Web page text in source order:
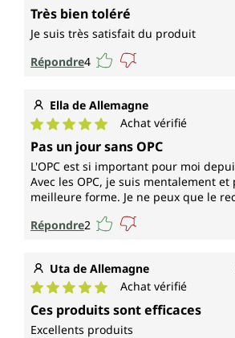
Note moyenne de 5 sur 5 étoiles
Très bien toléré
Je suis très satisfait du produit
Répondre4
Ella de Allemagne
Note moyenne de 5 sur 5 étoiles
Achat vérifié
Pas un jour sans OPC
L'OPC est si important pour moi
Avec les OPC, je suis mentalement
meilleure forme. Je ne peux que le
Répondre2
Uta de Allemagne
Note moyenne de 5 sur 5 étoiles
Achat vérifié
Ces produits sont efficaces
Excellents produits